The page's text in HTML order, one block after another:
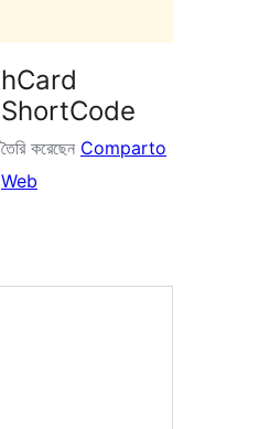
hCard
ShortCode
তৈরি করেছেন Comparto
Web